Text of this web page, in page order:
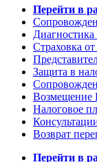
Перейти в
Страховка
Защита в
Налоговое
Возврат
Перейти в